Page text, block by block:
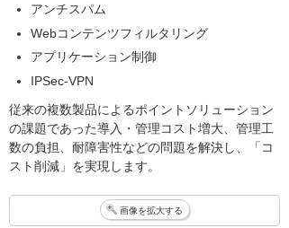
アンチスパム
Webコンテンツフィルタリング
アプリケーション制御
IPSec-VPN
従来の複数製品によるポイントソリューション
の課題であった導入・管理コスト増大、管理工
数の負担、耐障害性などの問題を解決し、「コ
スト削減」を実現します。
画像を拡大する